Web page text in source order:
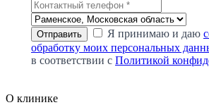
Я принимаю и даю
обработку моих персональных
в соответствии с Политикой
О клинике